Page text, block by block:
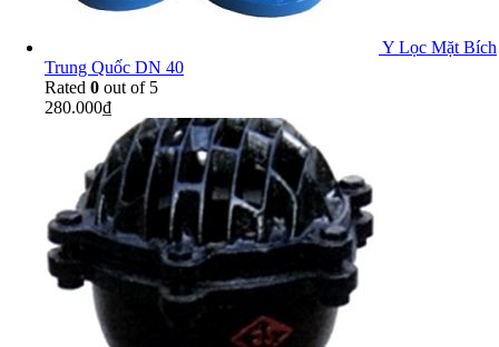
Y Lọc Mặt Bích
Trung Quốc DN 40
Rated 0 out of 5
280.000₫